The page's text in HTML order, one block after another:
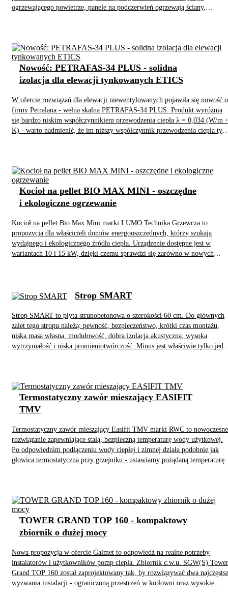
ogrzewającego powietrze, panele na podczerwień ogrzewają ściany,
W ofercie rozwiązań dla elewacji niewentylowanych pojawiła się nowość
firmy Petralana - wełna skalna PETRAFAS-34 PLUS. Produkt wyróżnia
się bardzo niskim współczynnikiem przewodzenia ciepła λ = 0,034 (W/m
K) - warto nadmienić, że im niższy współczynnik przewodzenia ciepła tym
Nowość: PETRAFAS-34 PLUS - solidna
izolacja dla elewacji tynkowanych ETICS
Kocioł na pellet Bio Max Mini marki LUMO Technika Grzewcza to
propozycja dla właścicieli domów energooszczędnych, którzy szukają
wydajnego i ekologicznego źródła ciepła. Urządzenie dostępne jest w
wariantach 10 i 15 kW, dzięki czemu sprawdzi się zarówno w nowych
regulacją spalania Fuzzy Logic, co przekłada się na wysoki komfort
Kocioł na pellet BIO MAX MINI - oszczędne
i ekologiczne ogrzewanie
Strop SMART to płyta strunobetonowa o szerokości 60 cm. Do głównych
zalet tego stropu należą: pewność, bezpieczeństwo, krótki czas montażu,
niska masa własna, modułowość, dobra izolacja akustyczna, wysoka
wytrzymałość i niska promieniotwórczość. Minus jest właściwie tylko
Strop SMART
Termostatyczny zawór mieszający Easifit TMV marki RWC to nowoczesne
rozwiązanie zapewniające stałą, bezpieczną temperaturę wody użytkowej.
Po odpowiednim podłączeniu wody ciepłej i zimnej działa podobnie jak
głowica termostatyczna przy grzejniku - ustawiamy pożądaną temperaturę
kierunku.
Termostatyczny zawór mieszający EASIFIT
TMV
Nowa propozycja w ofercie Galmet to odpowiedź na realne potrzeby
instalatorów i użytkowników pomp ciepła. Zbiornik c.w.u. SGW(S) Tower
Grand TOP 160 został zaprojektowany tak, by rozwiązywać dwa
wyzwania instalacji - ograniczoną przestrzeń w kotłowni oraz wysokie
TOWER GRAND TOP 160 - kompaktowy
zbiornik o dużej mocy